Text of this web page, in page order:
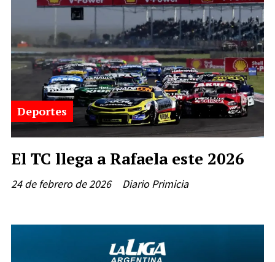
El TC llega a Rafaela este 2026
Diario Primicia
Deportes
24 de febrero de 2026